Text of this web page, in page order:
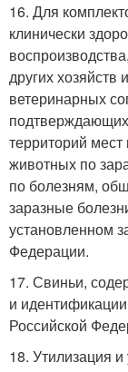
16. Для
клинически
других хозяйств
ветеринарных
территорий
животных по
по болезням,
заразные
установленном
Федерации.
17. Свиньи,
и
Российской
18. Утилизация